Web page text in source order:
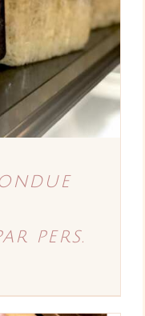
pers.